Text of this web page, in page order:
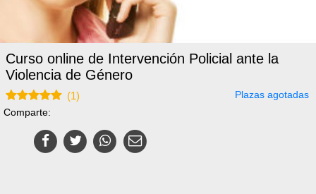
Curso online de Intervención Policial ante la
Violencia de Género
(1)
Plazas agotadas
Comparte: